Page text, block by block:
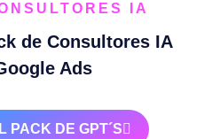
IA
de Consultores IA
Ads
PACK DE GPT´S